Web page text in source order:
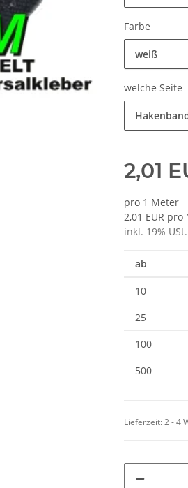
Farbe
weiß
welche Seite
2,01
pro 1 Meter
2,01 EUR pro
inkl. 19%
ab
10
25
100
500
Lieferzeit:2 - 4